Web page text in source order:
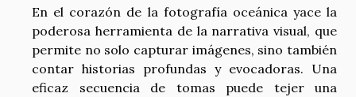
En el corazón de la fotografía oceánica yace la
poderosa herramienta de la narrativa visual, que
permite no solo capturar imágenes, sino también
contar historias profundas y evocadoras. Una
eficaz secuencia de tomas puede tejer una